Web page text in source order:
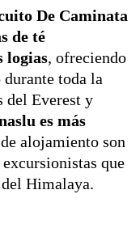
De Caminata
de té
logias, ofreciendo
toda la
del Everest y
es más
alojamiento son
que
Himalaya.